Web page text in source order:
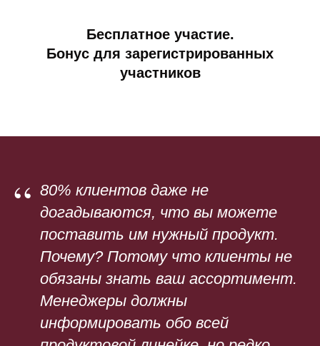
Бесплатное участие.
Бонус для зарегистрированных
участников
“ 80% клиентов даже не
догадываются, что вы можете
поставить им нужный продукт.
Почему? Потому что клиенты не
обязаны знать ваш ассортимент.
Менеджеры должны
информировать обо всей